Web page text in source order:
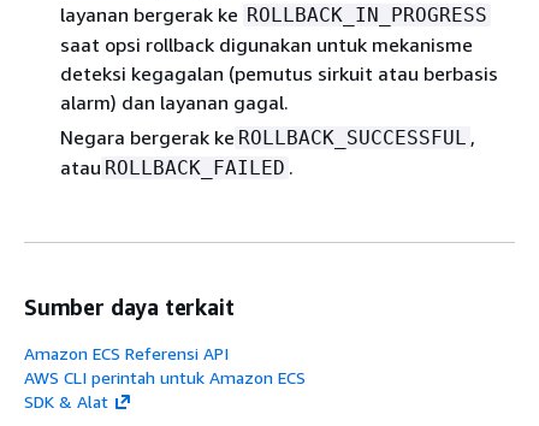
layanan bergerak ke ROLLBACK_IN_PROGRESS
saat opsi rollback digunakan untuk mekanisme
deteksi kegagalan (pemutus sirkuit atau berbasis
alarm) dan layanan gagal.
Negara bergerak ke ROLLBACK_SUCCESSFUL ,
atau ROLLBACK_FAILED .
Sumber daya terkait
Amazon ECS Referensi API
AWS CLI perintah untuk Amazon ECS
SDK & Alat